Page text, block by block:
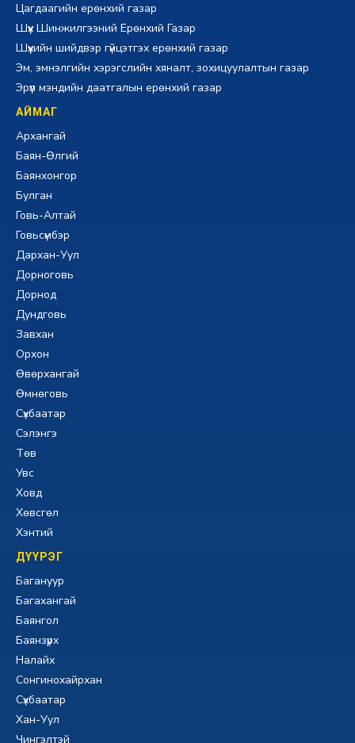
Цагдаагийн ерөнхий газар
Шүүх Шинжилгээний Ерөнхий Газар
Шүүхийн шийдвэр гүйцэтгэх ерөнхий газар
Эм, эмнэлгийн хэрэгслийн хяналт, зохицуулалтын газар
Эрүүл мэндийн даатгалын ерөнхий газар
АЙМАГ
Архангай
Баян-Өлгий
Баянхонгор
Булган
Говь-Алтай
Говьсүмбэр
Дархан-Уул
Дорноговь
Дорнод
Дундговь
Завхан
Орхон
Өвөрхангай
Өмнөговь
Сүхбаатар
Сэлэнгэ
Төв
Увс
Ховд
Хөвсгөл
Хэнтий
ДҮҮРЭГ
Багануур
Багахангай
Баянгол
Баянзүрх
Налайх
Сонгинохайрхан
Сүхбаатар
Хан-Уул
Чингэлтэй